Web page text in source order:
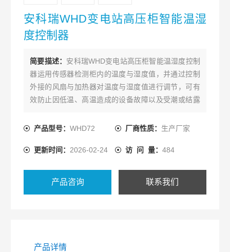
安科瑞WHD变电站高压柜智能温湿
度控制器
简要描述： 安科瑞WHD变电站高压柜智能温湿度控制
器运用传感器检测柜内的温度与湿度值，并通过控制
外接的风扇与加热器对温度与湿度值进行调节，可有
效防止因低温、高温造成的设备故障以及受潮或结露
产品型号：WHD72 厂商性质： 生产厂家
更新时间： 2026-02-24 访 问 量： 484
产品咨询 联系我们
产品详情